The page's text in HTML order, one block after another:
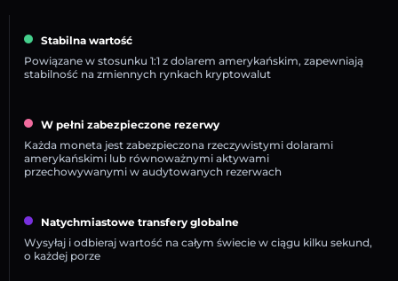
Stabilna wartość
Powiązane w stosunku 1:1 z dolarem amerykańskim, zapewniają
stabilność na zmiennych rynkach kryptowalut
W pełni zabezpieczone rezerwy
Każda moneta jest zabezpieczona rzeczywistymi dolarami
amerykańskimi lub równoważnymi aktywami
przechowywanymi w audytowanych rezerwach
Natychmiastowe transfery globalne
Wysyłaj i odbieraj wartość na całym świecie w ciągu kilku sekund,
o każdej porze